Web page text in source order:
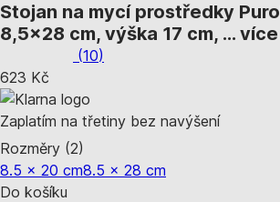
Stojan na mycí prostředky Puro
8,5x28 cm, výška 17 cm, … více
(10)
623 Kč
Zaplatím na třetiny bez navýšení
Rozměry (2)
8.5 x 20 cm8.5 x 28 cm
Do košíku